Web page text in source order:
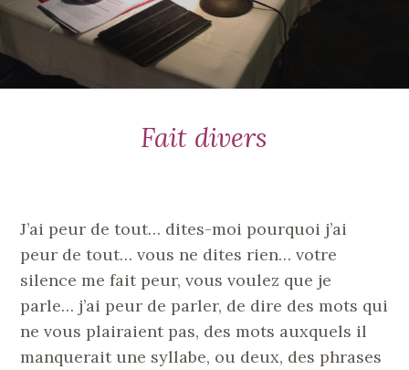
Fait divers
J’ai peur de tout… dites-moi pourquoi j’ai
peur de tout… vous ne dites rien… votre
silence me fait peur, vous voulez que je
parle… j’ai peur de parler, de dire des mots qui
ne vous plairaient pas, des mots auxquels il
manquerait une syllabe, ou deux, des phrases